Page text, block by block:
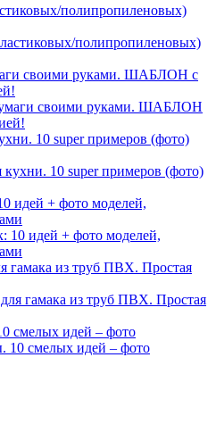
полипропиленовых)
своими руками. ШАБЛОН с
10 super примеров (фото)
идей + фото моделей,
гамака из труб ПВХ. Простая
смелых идей – фото